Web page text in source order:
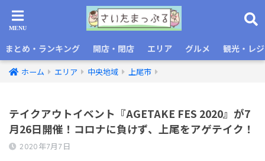
まとめ・ランキング 開店・閉店 エリア グルメ 観光・レ
ホーム エリア 中央地域 上尾市
テイクアウトイベント『AGETAKE FES 2020』が7
月26日開催！コロナに負けず、上尾をアゲテイク！
2020年7月7日